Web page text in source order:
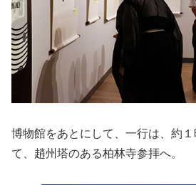
博物館をあとにして、一行は、約
て、趙州塔のある柏林寺参拝へ。